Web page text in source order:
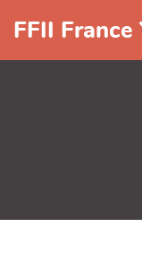
FFII France